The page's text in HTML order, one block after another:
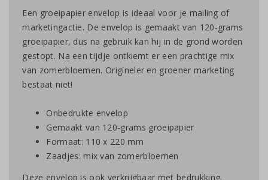
Een groeipapier envelop is ideaal voor je mailing of
marketingactie. De envelop is gemaakt van 120-grams
groeipapier, dus na gebruik kan hij in de grond worden
gestopt. Na een tijdje ontkiemt er een prachtige mix
van zomerbloemen. Origineler en groener marketing
bestaat niet!
Onbedrukte envelop
Gemaakt van 120-grams groeipapier
Formaat: 110 x 220 mm
Zaadjes: mix van zomerbloemen
Deze envelop is ook verkrijgbaar met bedrukking.